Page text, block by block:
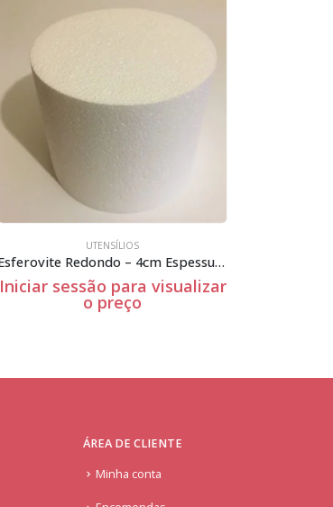
UTENSÍLIOS
Esferovite Redondo – 4cm Espessura
Iniciar sessão para visualizar
o preço
ÁREA DE CLIENTE
Minha conta